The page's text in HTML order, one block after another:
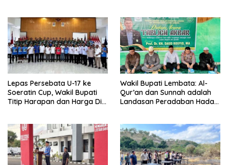
Lepas Persebata U-17 ke
Soeratin Cup, Wakil Bupati
Titip Harapan dan Harga Diri
Wakil Bupati Lembata: Al-
Qur’an dan Sunnah adalah
Landasan Peradaban Hadapi